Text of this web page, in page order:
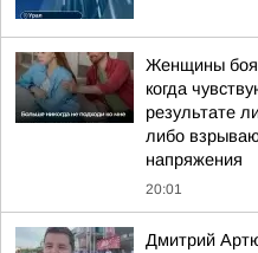
Женщины
когда
результате
либо
напряжения
20:01
Дмитрий